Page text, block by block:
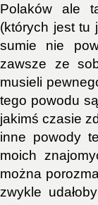
Polaków ale
(których jest tu
sumie nie
zawsze ze
musieli
tego powodu
jakimś czasie
inne powody
moich
można
zwykle